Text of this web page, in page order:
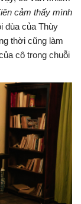
cảm thấy mình
đùa của Thùy
thời cũng làm
cô trong chuỗi